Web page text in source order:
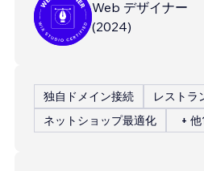
Web デザイナー
(2024)
独自ドメイン接続
レストラ
ネットショップ最適化
+